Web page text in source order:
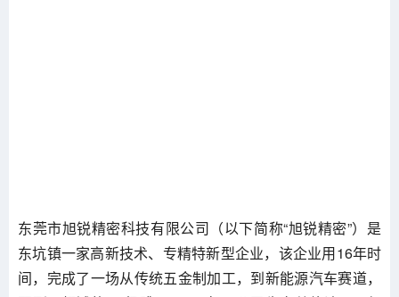
东莞市旭锐精密科技有限公司（以下简称“旭锐精密”）是
东坑镇一家高新技术、专精特新型企业，该企业用16年时
间，完成了一场从传统五金制加工，到新能源汽车赛道，